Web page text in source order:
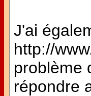
J'ai
http://
problème
répondre